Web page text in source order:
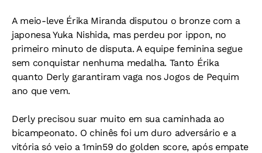
A meio-leve Érika Miranda disputou o bronze com a
japonesa Yuka Nishida, mas perdeu por ippon, no
primeiro minuto de disputa. A equipe feminina segue
sem conquistar nenhuma medalha. Tanto Érika
quanto Derly garantiram vaga nos Jogos de Pequim
ano que vem.
Derly precisou suar muito em sua caminhada ao
bicampeonato. O chinês foi um duro adversário e a
vitória só veio a 1min59 do golden score, após empate